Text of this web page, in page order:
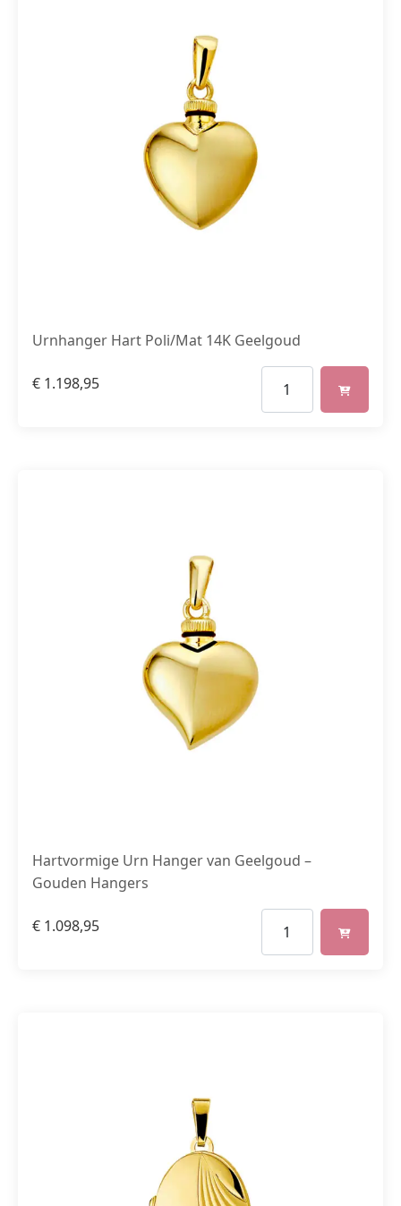
Urnhanger Hart Poli/Mat 14K Geelgoud
€ 1.198,95
Hartvormige Urn Hanger van Geelgoud –
Gouden Hangers
€ 1.098,95